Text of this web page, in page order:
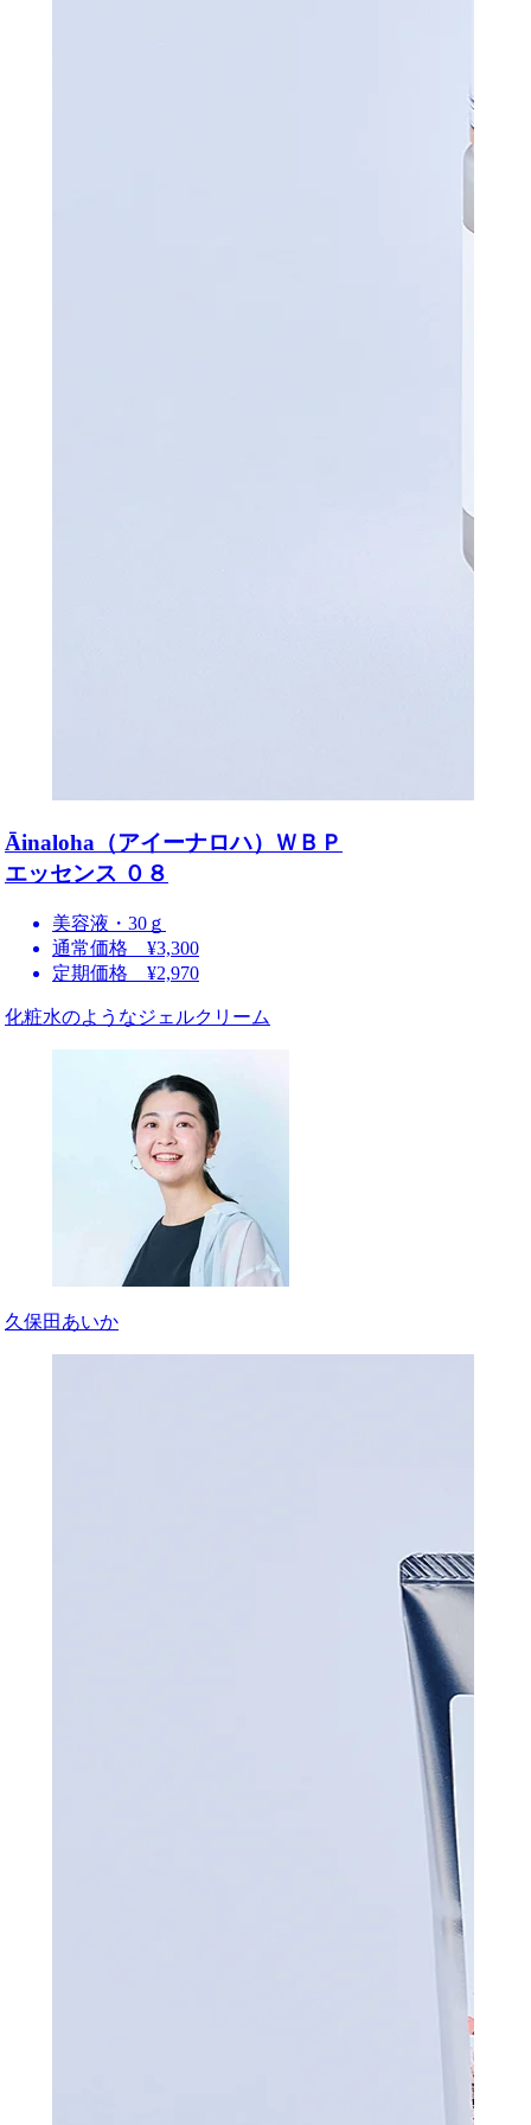
Āinaloha（アイーナロハ）ＷＢＰ
エッセンス ０８
美容液・30ｇ
通常価格 ¥3,300
定期価格 ¥2,970
化粧水のようなジェルクリーム
久保田あいか